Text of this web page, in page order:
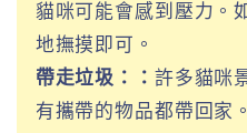
貓咪可能會感到壓力。
地撫摸即可。
帶走垃圾：： 許多貓咪
有攜帶的物品都帶回家